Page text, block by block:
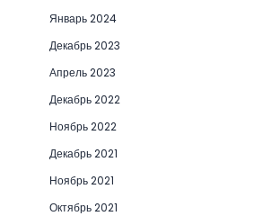
Январь 2024
Декабрь 2023
Апрель 2023
Декабрь 2022
Ноябрь 2022
Декабрь 2021
Ноябрь 2021
Октябрь 2021